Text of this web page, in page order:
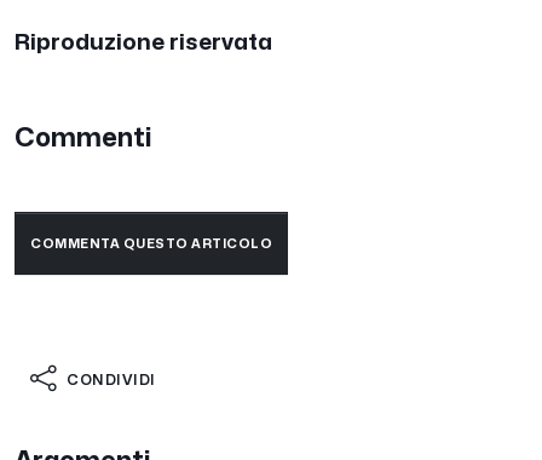
Riproduzione riservata
Commenti
COMMENTA QUESTO ARTICOLO
CONDIVIDI